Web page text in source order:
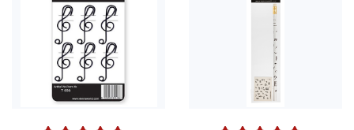
Adauga in cos Adauga in cos